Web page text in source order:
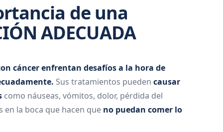
de una
ADECUADA
cáncer enfrentan desafíos a la hora de
Sus tratamientos pueden causar
como náuseas, vómitos, dolor, pérdida del
en la boca que hacen que no puedan comer lo